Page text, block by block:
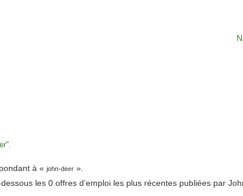
à « john-deer ».
les 0 offres d’emploi les plus récentes publiées par